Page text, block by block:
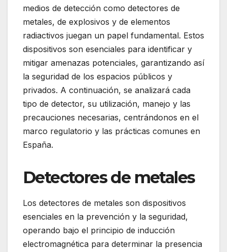
medios de detección como detectores de
metales, de explosivos y de elementos
radiactivos juegan un papel fundamental. Estos
dispositivos son esenciales para identificar y
mitigar amenazas potenciales, garantizando así
la seguridad de los espacios públicos y
privados. A continuación, se analizará cada
tipo de detector, su utilización, manejo y las
precauciones necesarias, centrándonos en el
marco regulatorio y las prácticas comunes en
España.
Detectores de metales
Los detectores de metales son dispositivos
esenciales en la prevención y la seguridad,
operando bajo el principio de inducción
electromagnética para determinar la presencia